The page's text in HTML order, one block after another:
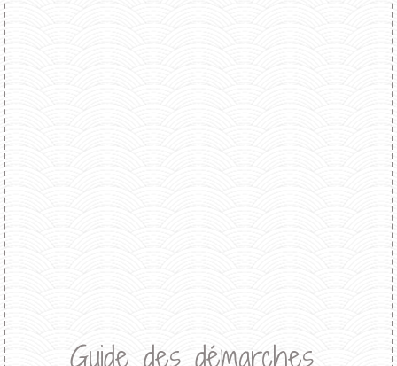
Guide des démarches